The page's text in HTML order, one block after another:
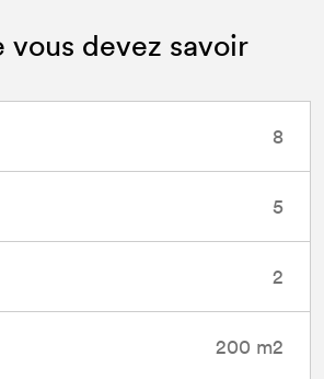
vous devez savoir
8
5
2
200 m2